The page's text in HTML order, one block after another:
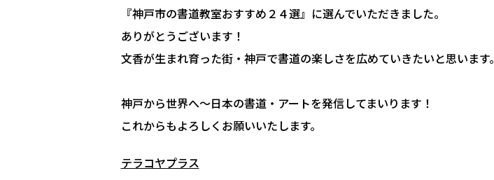
『神戸市の書道教室おすすめ２４選』に選んでいただきました。
ありがとうございます！
文香が生まれ育った街・神戸で書道の楽しさを広めていきたいと思います。
神戸から世界へ〜日本の書道・アートを発信してまいります！
これからもよろしくお願いいたします。
テラコヤプラス